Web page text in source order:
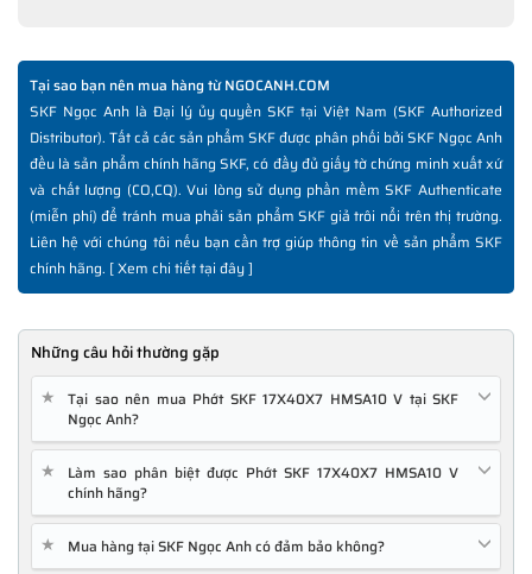
Tại sao bạn nên mua hàng từ NGOCANH.COM
SKF Ngọc Anh là Đại lý ủy quyền SKF tại Việt Nam (SKF Authorized
Distributor). Tất cả các sản phẩm SKF được phân phối bởi SKF Ngọc Anh
đều là sản phẩm chính hãng SKF, có đầy đủ giấy tờ chứng minh xuất xứ
và chất lượng (CO,CQ). Vui lòng sử dụng phần mềm SKF Authenticate
(miễn phí) để tránh mua phải sản phẩm SKF giả trôi nổi trên thị trường.
Liên hệ với chúng tôi nếu bạn cần trợ giúp thông tin về sản phẩm SKF
chính hãng. [Xem chi tiết tại đây]
Những câu hỏi thường gặp
★
Tại sao nên mua Phớt SKF 17X40X7 HMSA10 V tại SKF
Ngọc Anh?
★
Làm sao phân biệt được Phớt SKF 17X40X7 HMSA10 V
chính hãng?
★ Mua hàng tại SKF Ngọc Anh có đảm bảo không?